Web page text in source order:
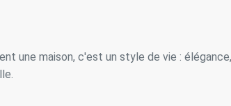
une maison, c'est un style de vie :